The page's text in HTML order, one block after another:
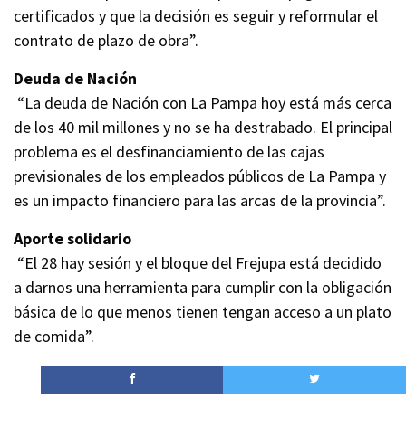
certificados y que la decisión es seguir y reformular el
contrato de plazo de obra”.
Deuda de Nación
“La deuda de Nación con La Pampa hoy está más cerca
de los 40 mil millones y no se ha destrabado. El principal
problema es el desfinanciamiento de las cajas
previsionales de los empleados públicos de La Pampa y
es un impacto financiero para las arcas de la provincia”.
Aporte solidario
“El 28 hay sesión y el bloque del Frejupa está decidido
a darnos una herramienta para cumplir con la obligación
básica de lo que menos tienen tengan acceso a un plato
de comida”.